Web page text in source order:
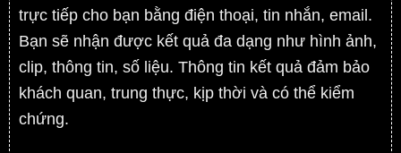
trực tiếp cho bạn bằng điện thoại, tin nhắn, email.
Bạn sẽ nhận được kết quả đa dạng như hình ảnh,
clip, thông tin, số liệu. Thông tin kết quả đảm bảo
khách quan, trung thực, kịp thời và có thể kiểm
chứng.